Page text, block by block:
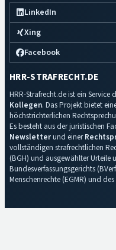
LinkedIn
Xing
Facebook
HRR-STRAFRECHT.DE
HRR-Strafrecht.de ist ein
Kollegen. Das Projekt bietet
höchstrichterlichen
Es besteht aus der juristischen
Newsletterund einer
vollständigen strafrechtlichen
(BGH) und ausgewählter Urteile
Bundesverfassungsgerichts
Menschenrechte (EGMR) und